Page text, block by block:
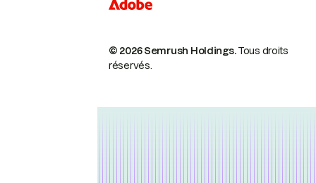
© 2026 Semrush Holdings.Tous droits
réservés.